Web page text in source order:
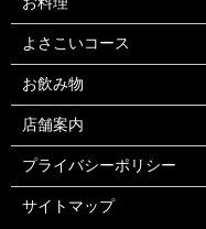
よさこいコース
お飲み物
店舗案内
プライバシーポリシー
サイトマップ